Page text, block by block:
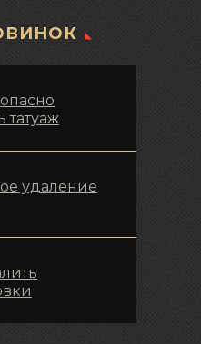
татуаж
удаление